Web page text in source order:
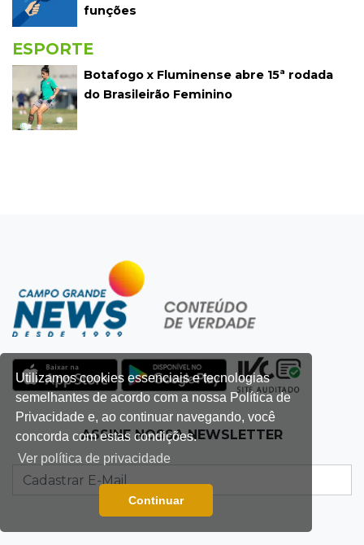
Utilizamos cookies essenciais e tecnologias
semelhantes de acordo com a nossa Política de
Privacidade e, ao continuar navegando, você
concorda com estas condições.
Ver política de privacidade
Continuar
funções
ESPORTE
Botafogo x Fluminense abre 15ª rodada
do Brasileirão Feminino
ASSINE NOSSA NEWSLETTER